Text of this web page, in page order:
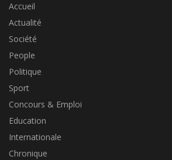
Accueil
Actualité
Société
People
Politique
Sport
Concours & Emploi
Education
Internationale
Chronique